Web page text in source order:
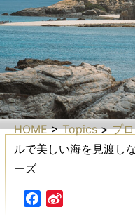
HOME>Topics>プ
ルで美しい海を見渡し
ーズ
Facebook